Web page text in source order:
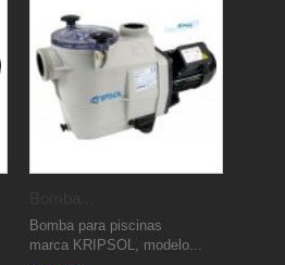
Bomba para piscinas
marca KRIPSOL, modelo...